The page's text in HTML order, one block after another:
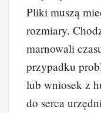
Pliki muszą
rozmiary.
marnowali
przypadku
lub wniosek z
do serca